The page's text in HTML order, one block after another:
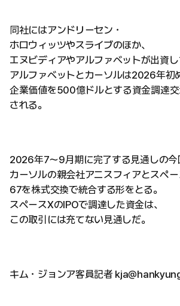
同社にはアンドリーセン・
ホロウィッツやスライブのほか、
エヌビディアやアルファベットが出資し
アルファベットとカーソルは2026年初
企業価値を500億ドルとする資金調達
される。
2026年7〜9月期に完了する見通しの今
カーソルの親会社アニスフィアとスペ
67を株式交換で統合する形をとる。
スペースXのIPOで調達した資金は、
この取引には充てない見通しだ。
キム・ジョンア客員記者